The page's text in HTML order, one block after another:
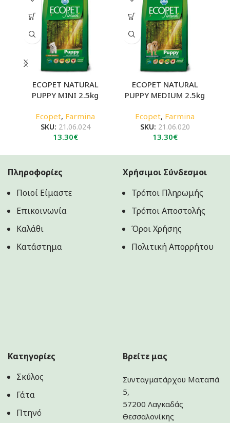
ECOPET NATURAL
PUPPY MINI 2.5kg
Ecopet, Farmina
SKU: 21.06.024
13.30€
ECOPET NATURAL
PUPPY MEDIUM 2.5kg
Ecopet, Farmina
SKU: 21.06.020
13.30€
Πληροφορίες
Ποιοί Είμαστε
Επικοινωνία
Καλάθι
Κατάστημα
Χρήσιμοι Σύνδεσμοι
Τρόποι Πληρωμής
Τρόποι Αποστολής
Όροι Χρήσης
Πολιτική Aπορρήτου
Κατηγορίες
Σκύλος
Γάτα
Πτηνό
Βρείτε μας
Συνταγματάρχου Ματαπά
5,
57200 Λαγκαδάς
Θεσσαλονίκης